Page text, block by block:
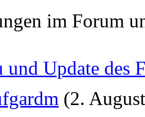
im Forum
und Update des
(2.